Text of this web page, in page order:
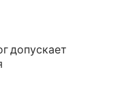
допускает